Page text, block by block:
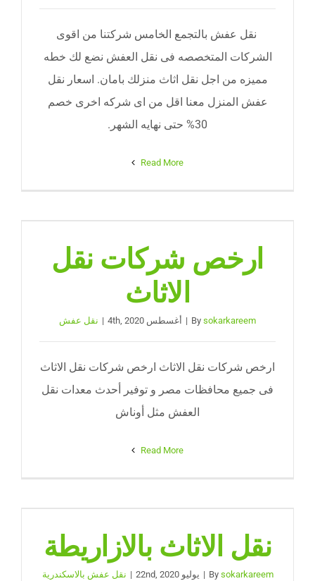
نقل عفش بالتجمع الخامس شركتنا من اقوى
الشركات المتخصصه فى نقل العفش نضع لك خطه
مميزه من اجل نقل اثاث منزلك بامان. اسعار نقل
عفش المنزل معنا اقل من اى شركه اخرى خصم
30% حتى نهايه الشهر.
Read More
ارخص شركات نقل
الاثاث
By sokarkareem
| أغسطس 4th, 2020 | نقل عفش
ارخص شركات نقل الاثاث ارخص شركات نقل الاثاث
فى جميع محافظات مصر و توفير أحدث معدات نقل
العفش مثل أوناش
Read More
نقل الاثاث بالازاريطة
By sokarkareem
| يوليو 22nd, 2020 | نقل عفش بالاسكندرية